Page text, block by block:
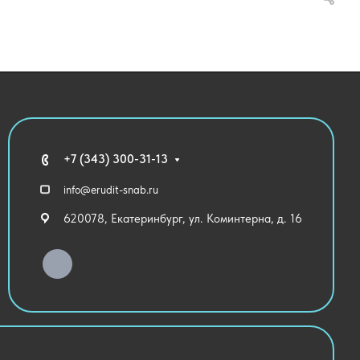
+7 (343) 300-31-13
info@erudit-snab.ru
620078, Екатеринбург, ул. Коминтерна, д. 16